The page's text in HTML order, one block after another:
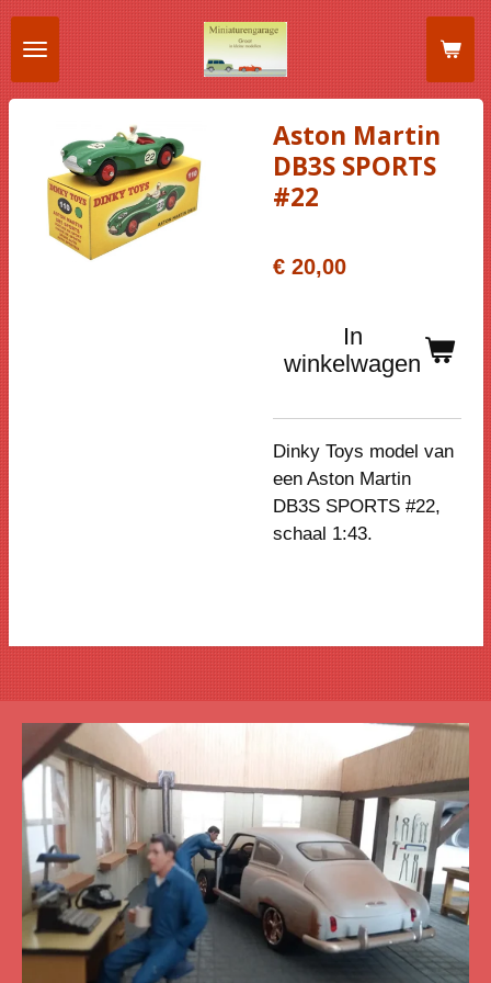
Ga
direct
naar
de
hoofdinhoud
Aston Martin
DB3S SPORTS
#22
€ 20,00
In
winkelwagen
Dinky Toys model van
een Aston Martin
DB3S SPORTS #22,
schaal 1:43.